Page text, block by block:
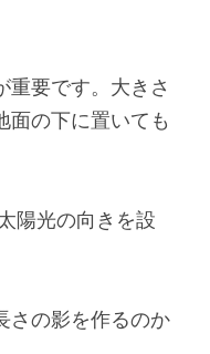
重要です。大きさ
面の下に置いても
陽光の向きを設
さの影を作るのか